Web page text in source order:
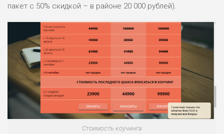
БЮДЖЕТ: НИЗКИЙ
ОБЗОР
ПОДОЙДЕТ
ВСЕМ
РИСКИ: НИЗКИЕ
ДОХОД: СРЕДНИЙ
БЮДЖЕТ: НИЗКИЙ
ОБЗОР
пакет с 50% скидкой – в районе 20 000 рублей).
Стоимость коучинга